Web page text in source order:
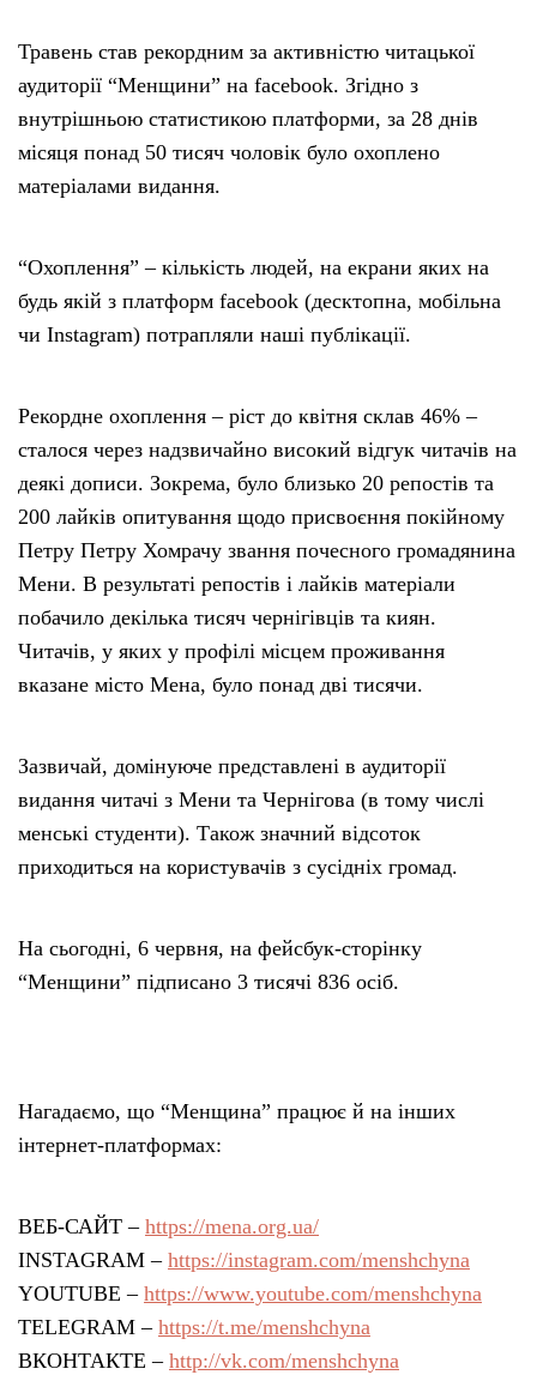
Травень став рекордним за активністю читацької
аудиторії “Менщини” на facebook. Згідно з
внутрішньою статистикою платформи, за 28 днів
місяця понад 50 тисяч чоловік було охоплено
матеріалами видання.
“Охоплення” – кількість людей, на екрани яких на
будь якій з платформ facebook (десктопна, мобільна
чи Instagram) потрапляли наші публікації.
Рекордне охоплення – ріст до квітня склав 46% –
сталося через надзвичайно високий відгук читачів на
деякі дописи. Зокрема, було близько 20 репостів та
200 лайків опитування щодо присвоєння покійному
Петру Петру Хомрачу звання почесного громадянина
Мени. В результаті репостів і лайків матеріали
побачило декілька тисяч чернігівців та киян.
Читачів, у яких у профілі місцем проживання
вказане місто Мена, було понад дві тисячи.
Зазвичай, домінуюче представлені в аудиторії
видання читачі з Мени та Чернігова (в тому числі
менські студенти). Також значний відсоток
приходиться на користувачів з сусідніх громад.
На сьогодні, 6 червня, на фейсбук-сторінку
“Менщини” підписано 3 тисячі 836 осіб.
Нагадаємо, що “Менщина” працює й на інших
інтернет-платформах:
ВЕБ-САЙТ – https://mena.org.ua/
INSTAGRAM – https://instagram.com/menshchyna
YOUTUBE – https://www.youtube.com/menshchyna
TELEGRAM – https://t.me/menshchyna
ВКОНТАКТЕ – http://vk.com/menshchyna